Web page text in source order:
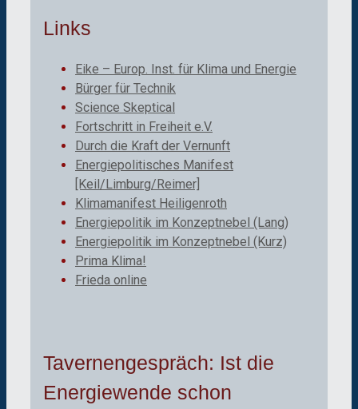
Links
Eike – Europ. Inst. für Klima und Energie
Bürger für Technik
Science Skeptical
Fortschritt in Freiheit e.V.
Durch die Kraft der Vernunft
Energiepolitisches Manifest
[Keil/Limburg/Reimer]
Klimamanifest Heiligenroth
Energiepolitik im Konzeptnebel (Lang)
Energiepolitik im Konzeptnebel (Kurz)
Prima Klima!
Frieda online
Tavernengespräch: Ist die
Energiewende schon